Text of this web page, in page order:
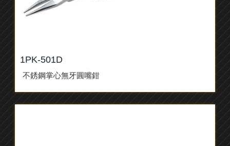
1PK-501D
不銹鋼掌心無牙圓嘴鉗